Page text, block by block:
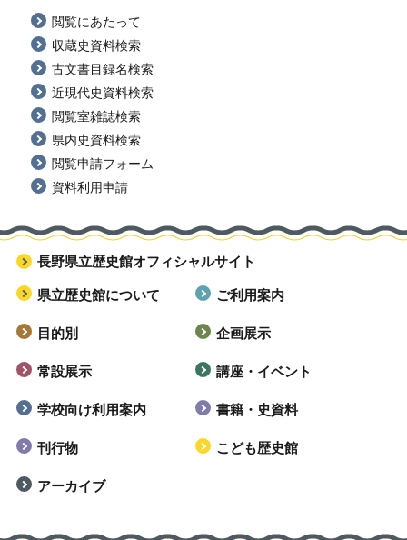
閲覧にあたって
収蔵史資料検索
古文書目録名検索
近現代史資料検索
閲覧室雑誌検索
県内史資料検索
閲覧申請フォーム
資料利用申請
長野県立歴史館オフィシャルサイト
県立歴史館について ご利用案内
目的別 企画展示
常設展示 講座・イベント
学校向け利用案内 書籍・史資料
刊行物 こども歴史館
アーカイブ